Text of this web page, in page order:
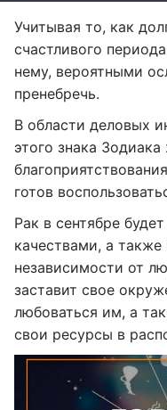
Учитывая то, как
счастливого
нему, вероятными
пренебречь.
В области деловых
этого знака
готов
Рак в сентябре
качествами, а
независимости от
заставит свое
любоваться им, а
свои ресурсы в